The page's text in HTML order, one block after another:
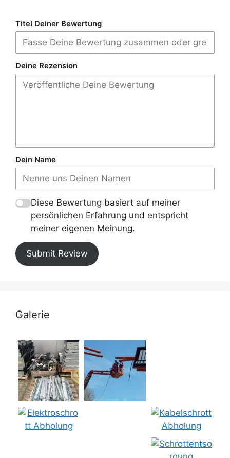
Titel Deiner Bewertung
Deine Rezension
Dein Name
Diese Bewertung basiert auf meiner
persönlichen Erfahrung und entspricht
meiner eigenen Meinung.
Submit Review
Galerie